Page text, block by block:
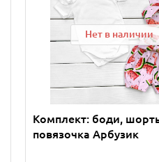
Нет в наличии
Комплект: боди,
повязочка Арбузик